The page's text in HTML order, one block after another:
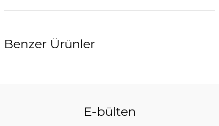
Benzer Ürünler
E-bülten